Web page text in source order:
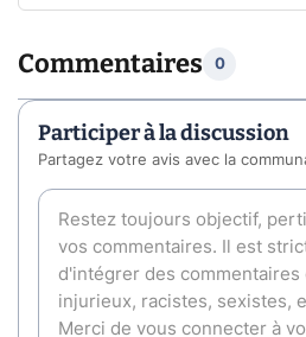
Commentaires 0
Participer à la discussion
Partagez votre avis avec la